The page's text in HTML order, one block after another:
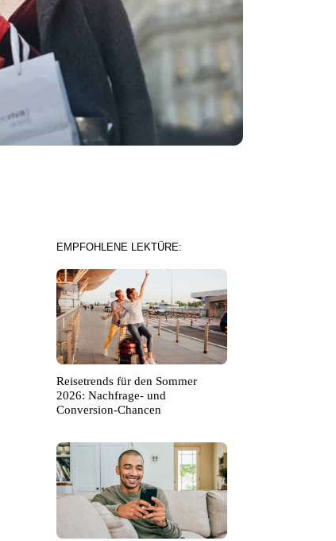
EMPFOHLENE LEKTÜRE:
Reisetrends für den Sommer
2026: Nachfrage- und
Conversion-Chancen